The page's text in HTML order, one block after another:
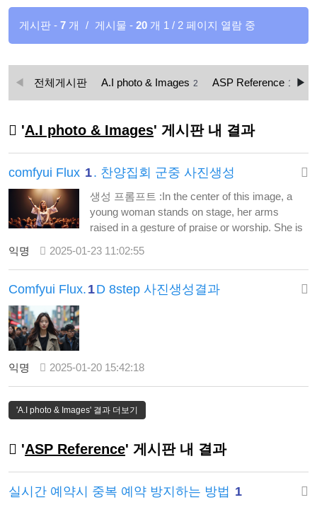
게시판 - 7 개 / 게시물 - 20 개 1 / 2 페이지 열람 중
전체게시판 A.I photo & Images 2 ASP Reference 1
'A.I photo & Images' 게시판 내 결과
comfyui Flux 1. 찬양집회 군중 사진생성
생성 프롬프트 :In the center of this image, a
young woman stands on stage, her arms
raised in a gesture of praise or worship. She is
pattern at the bottom and is standing against
the backdrop of a lit-up stage with a black
background. The lighting casts a soft …
익명 2025-01-23 11:02:55
Comfyui Flux. 1D 8step 사진생성결과
익명 2025-01-20 15:42:18
'A.I photo & Images' 결과 더보기
'ASP Reference' 게시판 내 결과
실시간 예약시 중복 예약 방지하는 방법 1